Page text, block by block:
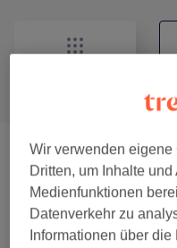
Nageldesign (11 )
Füße (14)
Wir verwenden
Dritten, um Inhalte
Medienfunktionen
Datenverkehr zu
Informationen über